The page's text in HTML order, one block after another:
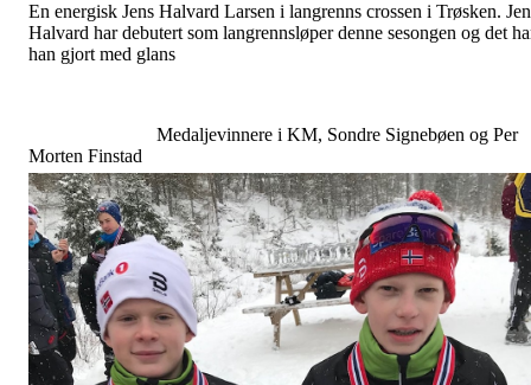
En energisk Jens Halvard Larsen i langrenns crossen i Trøsken.
Halvard har debutert som langrennsløper denne sesongen og det
han gjort med glans
Medaljevinnere i KM, Sondre Signebøen og Per
Morten Finstad